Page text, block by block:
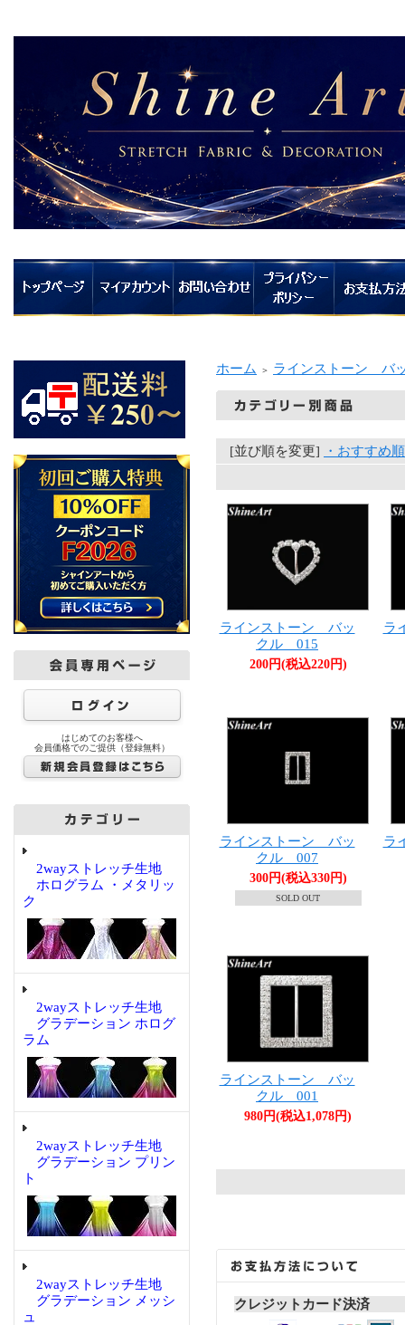
はじめてのお客様へ
会員価格でのご提供（登録無料）
2wayストレッチ生地
ホログラム ・メタリッ
ク
2wayストレッチ生地
グラデーション ホログ
ラム
2wayストレッチ生地
グラデーション プリン
ト
2wayストレッチ生地
グラデーション メッシ
ュ
ホーム ＞ ラインストーン バ
[並び順を変更] ・おすすめ順
ラインストーン バッ
クル 015
200円(税込220円)
ラ
ラインストーン バッ
クル 007
300円(税込330円)
SOLD OUT
ラ
ラインストーン バッ
クル 001
980円(税込1,078円)
クレジットカード決済